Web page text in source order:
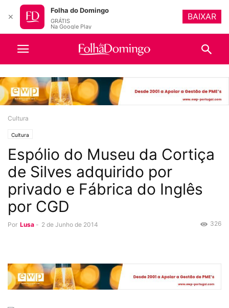
Cultura
Cultura
Espólio do Museu da Cortiça
de Silves adquirido por
privado e Fábrica do Inglês
por CGD
Por Lusa - 2 de Junho de 2014 326
✕
Folha do Domingo
GRÁTIS
Na Google Play
BAIXAR